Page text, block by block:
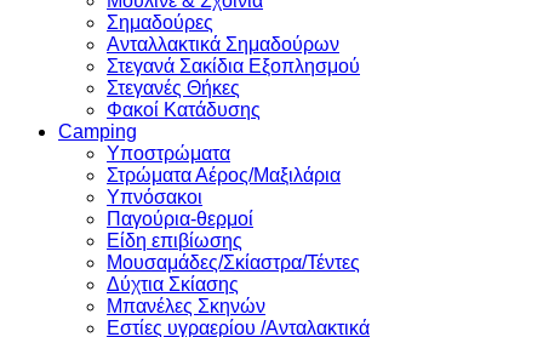
Σημαδούρες
Ανταλλακτικά Σημαδούρων
Στεγανά Σακίδια Εξοπλησμού
Στεγανές Θήκες
Φακοί Κατάδυσης
Camping
Υποστρώματα
Στρώματα Αέρος/Μαξιλάρια
Υπνόσακοι
Παγούρια-θερμοί
Είδη επιβίωσης
Μουσαμάδες/Σκίαστρα/Τέντες
Δύχτια Σκίασης
Μπανέλες Σκηνών
Εστίες υγραερίου /Ανταλακτικά